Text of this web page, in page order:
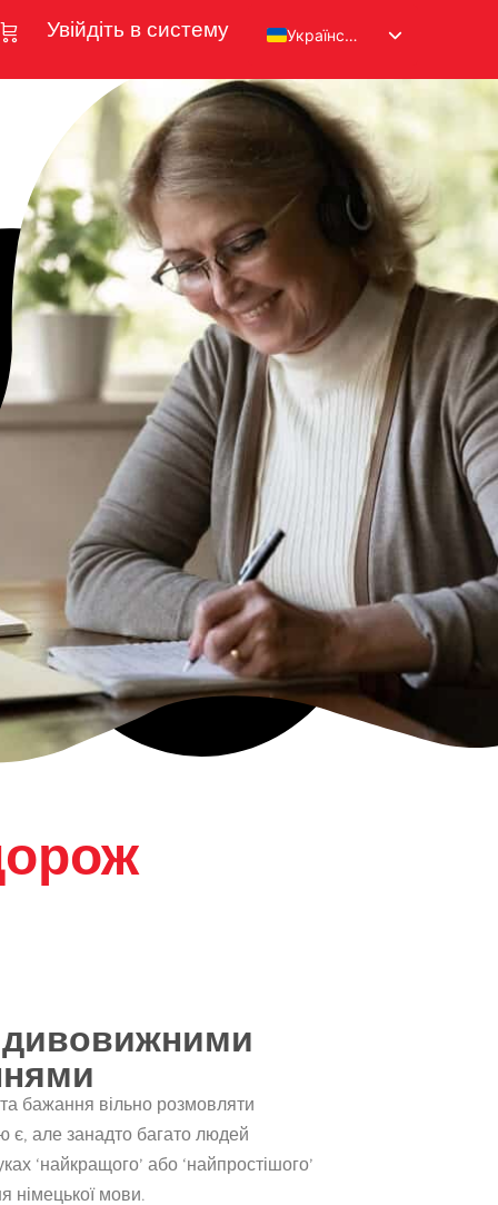
Увійдіть в систему Українська
дивовижними
бажання вільно розмовляти
є, але занадто багато людей
‘найкращого’ або ‘найпростішого’
німецької мови.